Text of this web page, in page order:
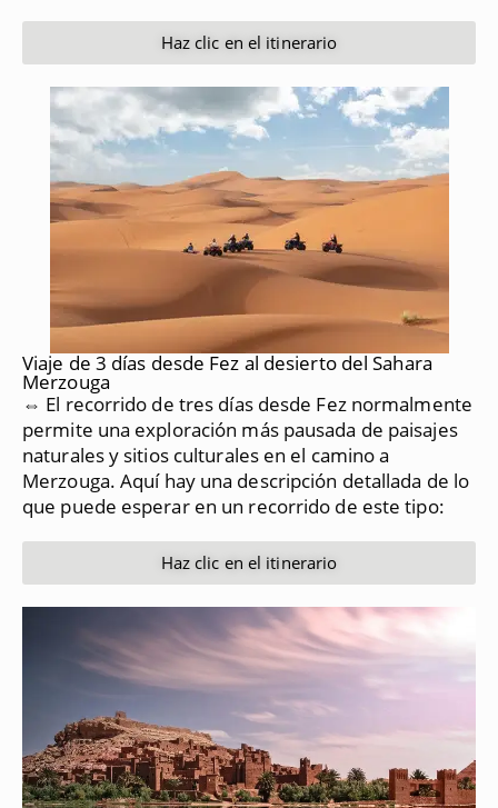
Haz clic en el itinerario
Viaje de 3 días desde Fez al desierto del Sahara
Merzouga
⇔ El recorrido de tres días desde Fez normalmente
permite una exploración más pausada de paisajes
naturales y sitios culturales en el camino a
Merzouga. Aquí hay una descripción detallada de lo
que puede esperar en un recorrido de este tipo:
Haz clic en el itinerario